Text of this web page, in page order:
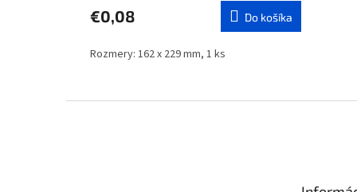
€0,08 Do košíka
Rozmery: 162 x 229 mm, 1 ks